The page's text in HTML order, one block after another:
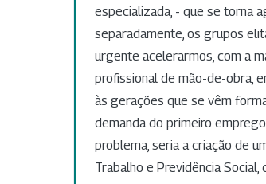
especializada, - que se torna
separadamente, os grupos
urgente acelerarmos, com a
profissional de mão-de-obra,
às gerações que se vêm
demanda do primeiro
problema, seria a criação de
Trabalho e Previdência